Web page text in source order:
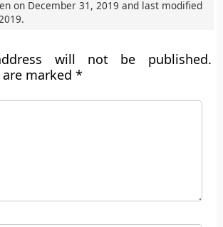
on December 31, 2019 and last modified
.
will not be published.
are marked*